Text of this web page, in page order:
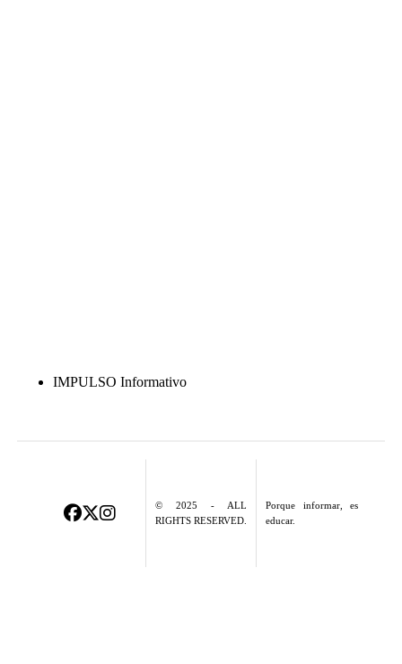
IMPULSO Informativo
© 2025 - ALL
RIGHTS RESERVED.
Porque informar, es
educar.